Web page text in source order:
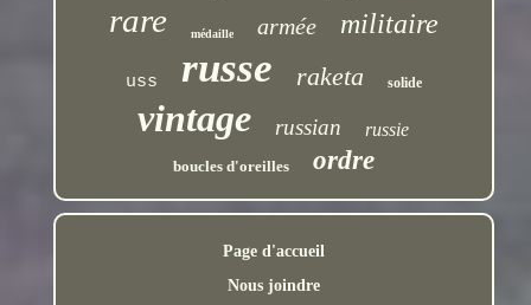
rare médaille armée militaire
uss russe raketa solide
vintage russian russie
boucles d'oreilles ordre
Page d'accueil
Nous joindre